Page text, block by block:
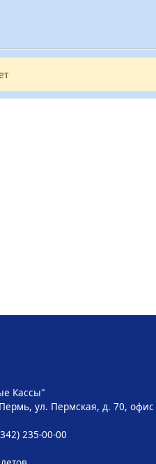
Кассы"
ул. Пермская, д. 70, офис
235-00-00